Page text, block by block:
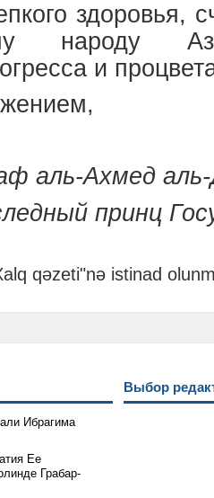
здоровья,
народу
и
аль-Ахмед
принц
qəzeti"nə istinad
Ибрагима
Ее
Грабар-
Выбор